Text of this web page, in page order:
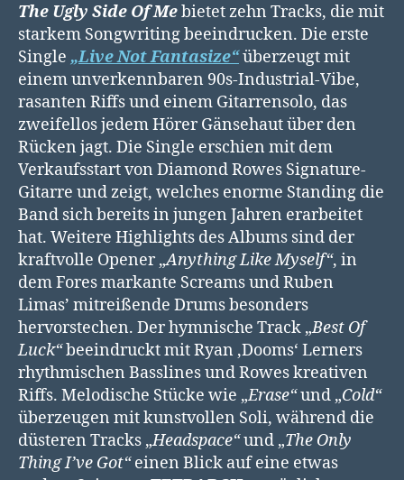
The Ugly Side Of Mebietet zehn Tracks, die mit
starkem Songwriting beeindrucken. Die erste
Single „Live Not Fantasize“überzeugt mit
einem unverkennbaren 90s-Industrial-Vibe,
rasanten Riffs und einem Gitarrensolo, das
zweifellos jedem Hörer Gänsehaut über den
Rücken jagt. Die Single erschien mit dem
Verkaufsstart von Diamond Rowes Signature-
Gitarre und zeigt, welches enorme Standing die
Band sich bereits in jungen Jahren erarbeitet
hat. Weitere Highlights des Albums sind der
kraftvolle Opener „Anything Like Myself“, in
dem Fores markante Screams und Ruben
Limas’ mitreißende Drums besonders
hervorstechen. Der hymnische Track „Best Of
Luck“beeindruckt mit Ryan ‚Dooms‘ Lerners
rhythmischen Basslines und Rowes kreativen
Riffs. Melodische Stücke wie „Erase“und „Cold“
überzeugen mit kunstvollen Soli, während die
düsteren Tracks „Headspace“und „The Only
Thing I’ve Got“einen Blick auf eine etwas